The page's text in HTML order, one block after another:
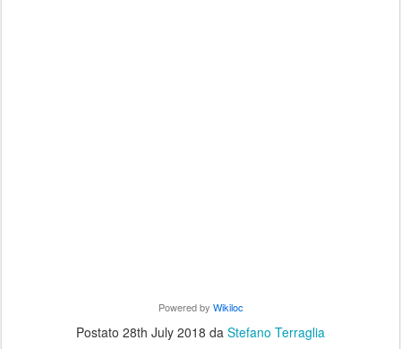
Powered by Wikiloc
Postato 28th July 2018 da Stefano Terraglia